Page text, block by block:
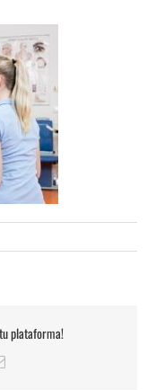
plataforma!
Correo